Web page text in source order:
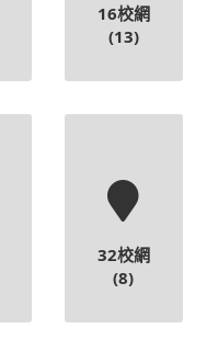
16校網
(13)
32校網
(8)